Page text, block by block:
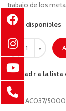
trabajo de los
85 disponibles
Añadir a la lista
AC037/5000